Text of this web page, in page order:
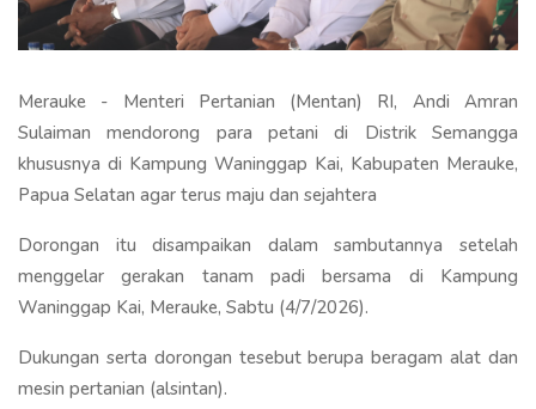
Merauke - Menteri Pertanian (Mentan) RI, Andi Amran
Sulaiman mendorong para petani di Distrik Semangga
khususnya di Kampung Waninggap Kai, Kabupaten Merauke,
Papua Selatan agar terus maju dan sejahtera
Dorongan itu disampaikan dalam sambutannya setelah
menggelar gerakan tanam padi bersama di Kampung
Waninggap Kai, Merauke, Sabtu (4/7/2026).
Dukungan serta dorongan tesebut berupa beragam alat dan
mesin pertanian (alsintan).